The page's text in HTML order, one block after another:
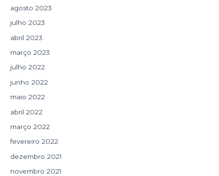
agosto 2023
julho 2023
abril 2023
março 2023
julho 2022
junho 2022
maio 2022
abril 2022
março 2022
fevereiro 2022
dezembro 2021
novembro 2021